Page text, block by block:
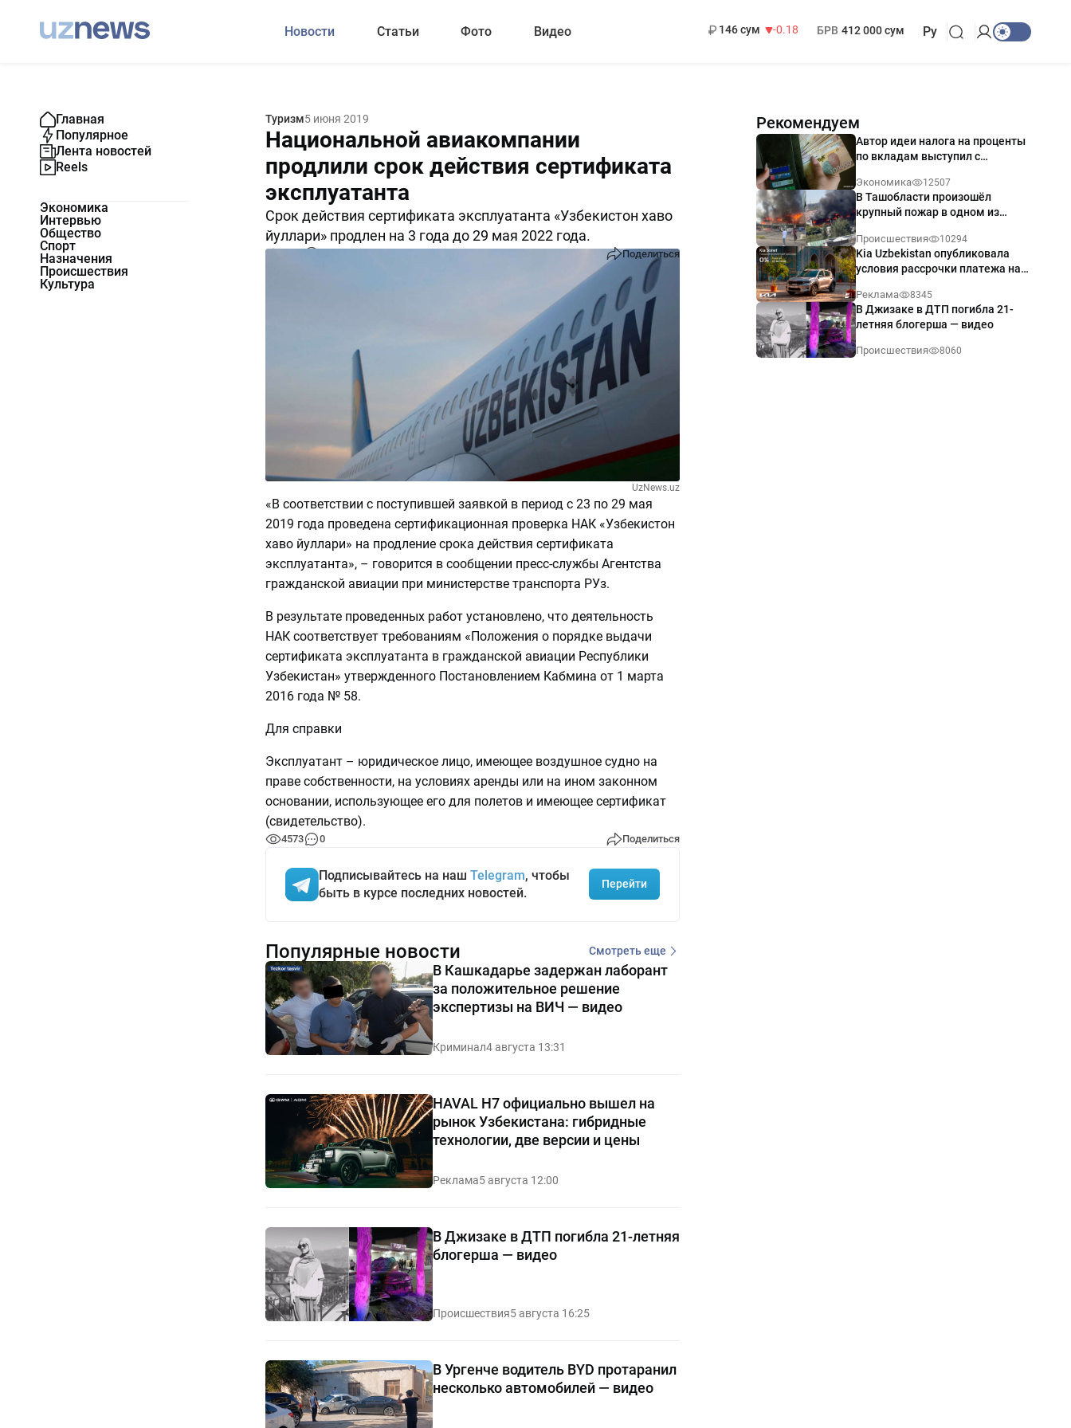
Новости Статьи Фото Видео
146 сум
-0.18
БРВ 412 000 сум Ру
Главная
Популярное
Лента новостей
Reels
Экономика
Интервью
Общество
Спорт
Назначения
Происшествия
Культура
Туризм5 июня 2019
Национальной авиакомпании
продлили срок действия сертификата
эксплуатанта
Срок действия сертификата эксплуатанта «Узбекистон хаво
йуллари» продлен на 3 года до 29 мая 2022 года.
Поделиться
UzNews.uz
«В соответствии с поступившей заявкой в период с 23 по 29 мая
2019 года проведена сертификационная проверка НАК «Узбекистон
хаво йуллари» на продление срока действия сертификата
эксплуатанта», – говорится в сообщении пресс-службы Агентства
гражданской авиации при министерстве транспорта РУз.
В результате проведенных работ установлено, что деятельность
НАК соответствует требованиям «Положения о порядке выдачи
сертификата эксплуатанта в гражданской авиации Республики
Узбекистан» утвержденного Постановлением Кабмина от 1 марта
2016 года № 58.
Для справки
Эксплуатант – юридическое лицо, имеющее воздушное судно на
праве собственности, на условиях аренды или на ином законном
основании, использующее его для полетов и имеющее сертификат
(свидетельство).
4573 0 Поделиться
Подписывайтесь на наш Telegram, чтобы
быть в курсе последних новостей.
Перейти
Рекомендуем
Автор идеи налога на проценты
по вкладам выступил с
Экономика 12507
В Ташобласти произошёл
крупный пожар в одном из
Происшествия 10294
Kia Uzbekistan опубликовала
условия рассрочки платежа на
годовых
Реклама 8345
В Джизаке в ДТП погибла 21-
летняя блогерша — видео
Происшествия 8060
Популярные новости Смотреть еще
В Кашкадарье задержан лаборант
за положительное решение
экспертизы на ВИЧ — видео
Криминал4 августа 13:31
HAVAL H7 официально вышел на
рынок Узбекистана: гибридные
технологии, две версии и цены
Реклама5 августа 12:00
В Джизаке в ДТП погибла 21-летняя
блогерша — видео
Происшествия5 августа 16:25
В Ургенче водитель BYD протаранил
несколько автомобилей — видео